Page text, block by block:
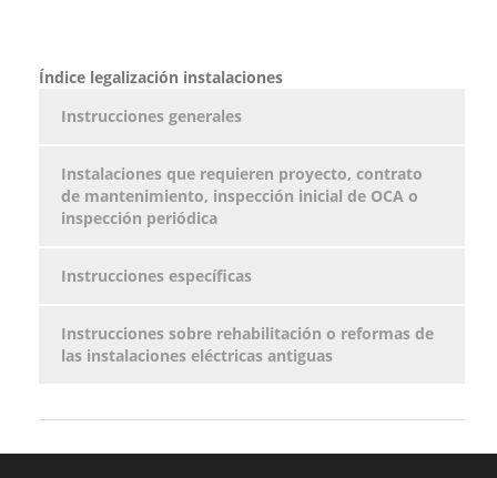
Índice legalización instalaciones
Instrucciones generales
Instalaciones que requieren proyecto, contrato
de mantenimiento, inspección inicial de OCA o
inspección periódica
Instrucciones específicas
Instrucciones sobre rehabilitación o reformas de
las instalaciones eléctricas antiguas